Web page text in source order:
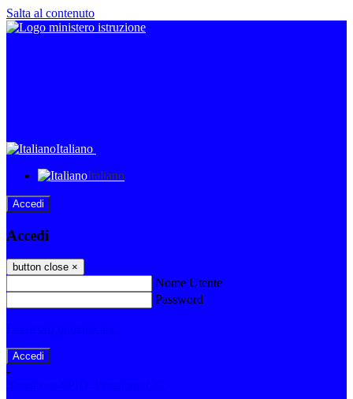
Salta al contenuto
Italiano
Italiano
Accedi
Accedi
button close ×
Nome Utente
Password
-